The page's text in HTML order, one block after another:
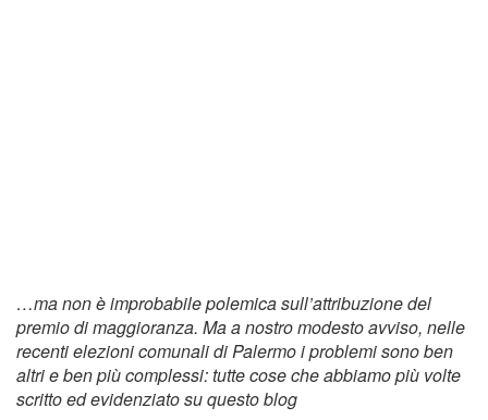
…ma non è improbabile polemica sull’attribuzione del
premio di maggioranza. Ma a nostro modesto avviso, nelle
recenti elezioni comunali di Palermo i problemi sono ben
altri e ben più complessi: tutte cose che abbiamo più volte
scritto ed evidenziato su questo blog